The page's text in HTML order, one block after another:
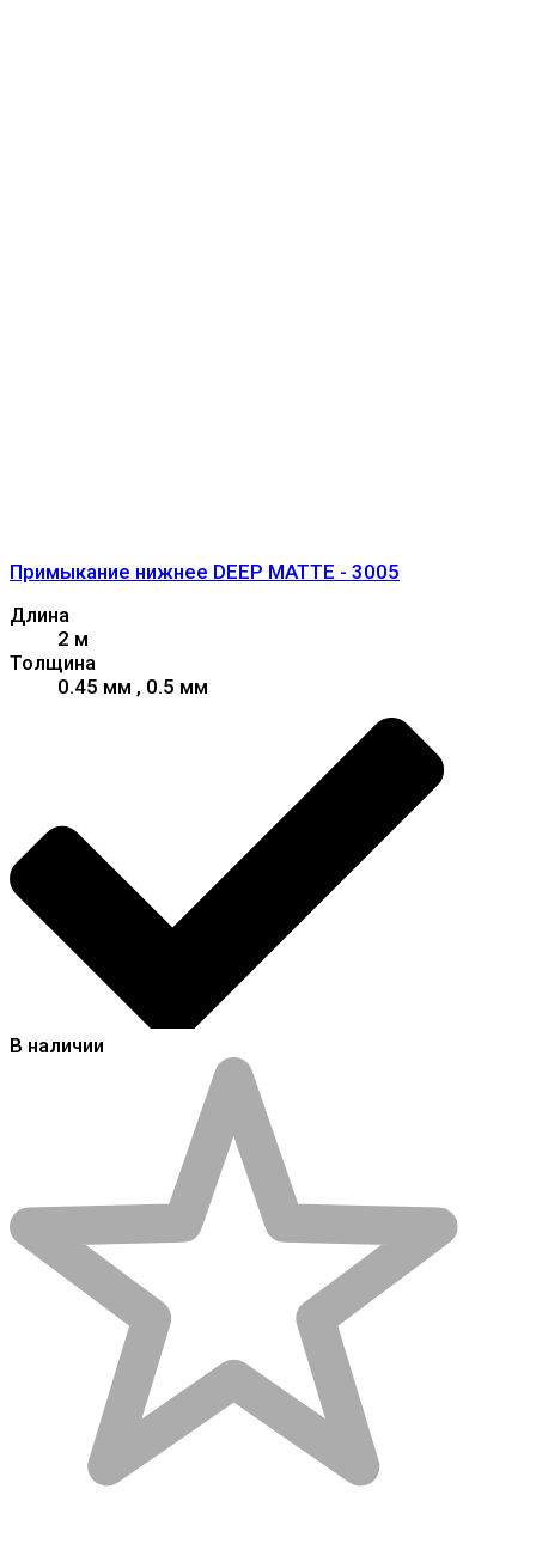
Примыкание нижнее DEEP MATTE - 3005
Длина
2 м
Толщина
0.45 мм , 0.5 мм
В наличии